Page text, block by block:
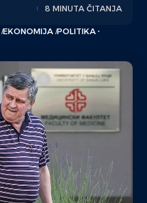
EKONOMIJA POLITIKA
8 MINUTA ČITANJA